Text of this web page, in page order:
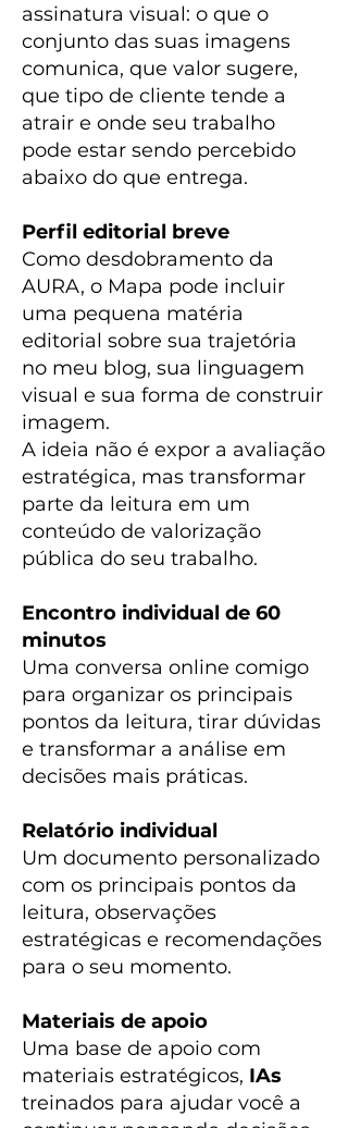
assinatura visual: o que o
conjunto das suas imagens
comunica, que valor sugere,
que tipo de cliente tende a
atrair e onde seu trabalho
pode estar sendo percebido
abaixo do que entrega.
Perfil editorial breve
Como desdobramento da
AURA, o Mapa pode incluir
uma pequena matéria
editorial sobre sua trajetória
no meu blog, sua linguagem
visual e sua forma de construir
imagem.
A ideia não é expor a avaliação
estratégica, mas transformar
parte da leitura em um
conteúdo de valorização
pública do seu trabalho.
Encontro individual de 60
minutos
Uma conversa online comigo
para organizar os principais
pontos da leitura, tirar dúvidas
e transformar a análise em
decisões mais práticas.
Relatório individual
Um documento personalizado
com os principais pontos da
leitura, observações
estratégicas e recomendações
para o seu momento.
Materiais de apoio
Uma base de apoio com
materiais estratégicos, IAs
treinados para ajudar você a